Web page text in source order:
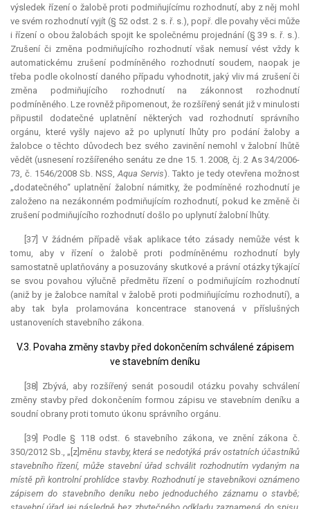
výsledek řízení o žalobě proti podmiňujícímu rozhodnutí, aby z něj mohl
ve svém rozhodnutí vyjít (§ 52 odst. 2 s. ř. s.), popř. dle povahy věci může
i řízení o obou žalobách spojit ke společnému projednání (§ 39 s. ř. s.).
Zrušení či změna podmiňujícího rozhodnutí však nemusí vést vždy k
automatickému zrušení podmíněného rozhodnutí soudem, naopak je
třeba podle okolností daného případu vyhodnotit, jaký vliv má zrušení či
změna podmiňujícího rozhodnutí na zákonnost rozhodnutí
podmíněného. Lze rovněž připomenout, že rozšířený senát již v minulosti
připustil dodatečné uplatnění některých vad rozhodnutí správního
orgánu, které vyšly najevo až po uplynutí lhůty pro podání žaloby a
žalobce o těchto důvodech bez svého zavinění nemohl v žalobní lhůtě
vědět (usnesení rozšířeného senátu ze dne 15. 1. 2008, čj. 2 As 34/2006-
73, č. 1546/2008 Sb. NSS,Aqua Servis). Takto je tedy otevřena možnost
„dodatečného“ uplatnění žalobní námitky, že podmíněné rozhodnutí je
založeno na nezákonném podmiňujícím rozhodnutí, pokud ke změně či
zrušení podmiňujícího rozhodnutí došlo po uplynutí žalobní lhůty.
[37] V žádném případě však aplikace této zásady nemůže vést k
tomu, aby v řízení o žalobě proti podmíněnému rozhodnutí byly
samostatně uplatňovány a posuzovány skutkové a právní otázky týkající
se svou povahou výlučně předmětu řízení o podmiňujícím rozhodnutí
(aniž by je žalobce namítal v žalobě proti podmiňujícímu rozhodnutí), a
aby tak byla prolamována koncentrace stanovená v příslušných
ustanoveních stavebního zákona.
V.3. Povaha změny stavby před dokončením schválené zápisem
ve stavebním deníku
[38] Zbývá, aby rozšířený senát posoudil otázku povahy schválení
změny stavby před dokončením formou zápisu ve stavebním deníku a
soudní obrany proti tomuto úkonu správního orgánu.
[39] Podle § 118 odst. 6 stavebního zákona, ve znění zákona č.
350/2012 Sb., „[z]měnu stavby, která se nedotýká práv ostatních účastníků
stavebního řízení, může stavební úřad schválit rozhodnutím vydaným na
místě při kontrolní prohlídce stavby. Rozhodnutí je stavebníkovi oznámeno
zápisem do stavebního deníku nebo jednoduchého záznamu o stavbě;